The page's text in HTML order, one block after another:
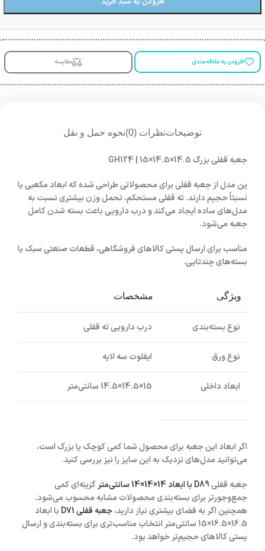
افزودن به علاقه مندی مقایسه
توضیحاتنظرات (0) نحوه حمل و نقل
جعبه قفلی بزرگ GH124 | 15×14.5×14.5
ین مدل از جعبه قفلی برای محصولاتی طراحی شده که ابعاد مکعبی یا
نسبتاً حجیم دارند. ته قفلی مستحکم، تحمل وزن بیشتری نسبت به
مدل‌های ساده ایجاد می‌کند و درب دارویی باعث بسته شدن کامل
جعبه می‌شود.
مناسب برای ارسال پستی کالاهای فروشگاهی، قطعات صنعتی سبک یا
بسته‌های چندتایی.
ویژگی مشخصات
نوع بسته‌بندی درب دارویی ته قفلی
نوع ورق ایفلوت سه لایه
ابعاد داخلی 15×14.5×14.5 سانتی‌متر
اگر ابعاد این جعبه برای محصول شما کمی کوچک یا بزرگ است،
می‌توانید مدل‌های نزدیک به این سایز را نیز بررسی کنید.
جعبه قفلیD89 با ابعاد14×14×14 سانتی‌متر
گزینه‌ای کمی
جمع‌وجورتر برای بسته‌بندی محصولات مشابه محسوب می‌شود.
همچنین اگر به فضای بیشتری نیاز دارید،جعبه قفلی D71
با ابعاد
16.5×16.5×15 سانتی‌متر
انتخاب مناسب‌تری برای بسته‌بندی و ارسال
پستی کالاهای حجیم‌تر خواهد بود.